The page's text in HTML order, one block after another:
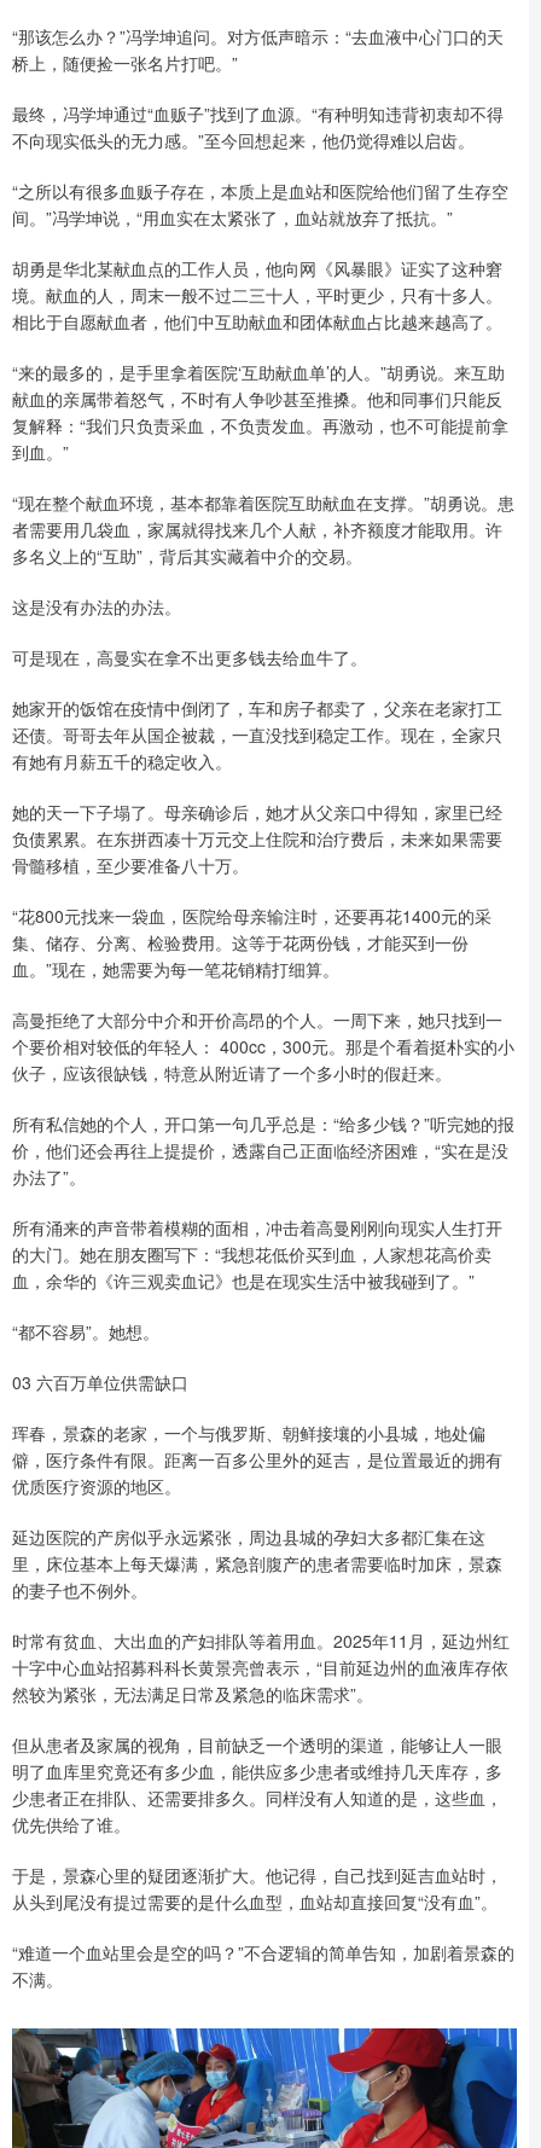
“那该怎么办？”冯学坤追问。对方低声暗示：“去血液中心门口的天
桥上，随便捡一张名片打吧。”
最终，冯学坤通过“血贩子”找到了血源。“有种明知违背初衷却不得
不向现实低头的无力感。”至今回想起来，他仍觉得难以启齿。
“之所以有很多血贩子存在，本质上是血站和医院给他们留了生存空
间。”冯学坤说，“用血实在太紧张了，血站就放弃了抵抗。”
胡勇是华北某献血点的工作人员，他向网《风暴眼》证实了这种窘
境。献血的人，周末一般不过二三十人，平时更少，只有十多人。
相比于自愿献血者，他们中互助献血和团体献血占比越来越高了。
“来的最多的，是手里拿着医院‘互助献血单’的人。”胡勇说。来互助
献血的亲属带着怒气，不时有人争吵甚至推搡。他和同事们只能反
复解释：“我们只负责采血，不负责发血。再激动，也不可能提前拿
到血。”
“现在整个献血环境，基本都靠着医院互助献血在支撑。”胡勇说。患
者需要用几袋血，家属就得找来几个人献，补齐额度才能取用。许
多名义上的“互助”，背后其实藏着中介的交易。
这是没有办法的办法。
可是现在，高曼实在拿不出更多钱去给血牛了。
她家开的饭馆在疫情中倒闭了，车和房子都卖了，父亲在老家打工
还债。哥哥去年从国企被裁，一直没找到稳定工作。现在，全家只
有她有月薪五千的稳定收入。
她的天一下子塌了。母亲确诊后，她才从父亲口中得知，家里已经
负债累累。在东拼西凑十万元交上住院和治疗费后，未来如果需要
骨髓移植，至少要准备八十万。
“花800元找来一袋血，医院给母亲输注时，还要再花1400元的采
集、储存、分离、检验费用。这等于花两份钱，才能买到一份
血。”现在，她需要为每一笔花销精打细算。
高曼拒绝了大部分中介和开价高昂的个人。一周下来，她只找到一
个要价相对较低的年轻人： 400cc，300元。那是个看着挺朴实的小
伙子，应该很缺钱，特意从附近请了一个多小时的假赶来。
所有私信她的个人，开口第一句几乎总是：“给多少钱？”听完她的报
价，他们还会再往上提提价，透露自己正面临经济困难，“实在是没
办法了”。
所有涌来的声音带着模糊的面相，冲击着高曼刚刚向现实人生打开
的大门。她在朋友圈写下：“我想花低价买到血，人家想花高价卖
血，余华的《许三观卖血记》也是在现实生活中被我碰到了。”
“都不容易”。她想。
03 六百万单位供需缺口
珲春，景森的老家，一个与俄罗斯、朝鲜接壤的小县城，地处偏
僻，医疗条件有限。距离一百多公里外的延吉，是位置最近的拥有
优质医疗资源的地区。
延边医院的产房似乎永远紧张，周边县城的孕妇大多都汇集在这
里，床位基本上每天爆满，紧急剖腹产的患者需要临时加床，景森
的妻子也不例外。
时常有贫血、大出血的产妇排队等着用血。2025年11月，延边州红
十字中心血站招募科科长黄景亮曾表示，“目前延边州的血液库存依
然较为紧张，无法满足日常及紧急的临床需求”。
但从患者及家属的视角，目前缺乏一个透明的渠道，能够让人一眼
明了血库里究竟还有多少血，能供应多少患者或维持几天库存，多
少患者正在排队、还需要排多久。同样没有人知道的是，这些血，
优先供给了谁。
于是，景森心里的疑团逐渐扩大。他记得，自己找到延吉血站时，
从头到尾没有提过需要的是什么血型，血站却直接回复“没有血”。
“难道一个血站里会是空的吗？”不合逻辑的简单告知，加剧着景森的
不满。